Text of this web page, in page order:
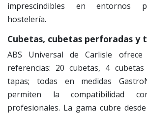
imprescindibles en entornos
hostelería.
Cubetas, cubetas perforadas y
ABS Universal de Carlisle
referencias: 20 cubetas, 4
tapas; todas en medidas
permiten la compatibilidad
profesionales. La gama cubre